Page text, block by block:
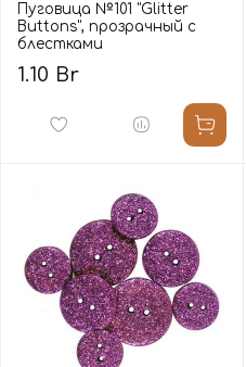
Пуговица №101 "Glitter
Buttons", прозрачный с
блестками
1.10 Br